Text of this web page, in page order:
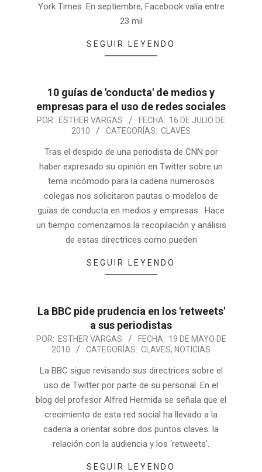
York Times. En septiembre, Facebook valía entre
23 mil
SEGUIR LEYENDO
10 guías de 'conducta' de medios y
empresas para el uso de redes sociales
POR: ESTHER VARGAS FECHA: 16 DE JULIO DE
2010
CATEGORÍAS: CLAVES
Tras el despido de una periodista de CNN por
haber expresado su opinión en Twitter sobre un
tema incómodo para la cadena numerosos
colegas nos solicitaron pautas o modelos de
guías de conducta en medios y empresas. Hace
un tiempo comenzamos la recopilación y análisis
de estas directrices como pueden
SEGUIR LEYENDO
La BBC pide prudencia en los 'retweets'
a sus periodistas
POR: ESTHER VARGAS FECHA: 19 DE MAYO DE
2010
CATEGORÍAS: CLAVES, NOTICIAS
La BBC sigue revisando sus directrices sobre el
uso de Twitter por parte de su personal. En el
blog del profesor Alfred Hermida se señala que el
crecimiento de esta red social ha llevado a la
cadena a orientar sobre dos puntos claves: la
relación con la audiencia y los ‘retweets’.
SEGUIR LEYENDO